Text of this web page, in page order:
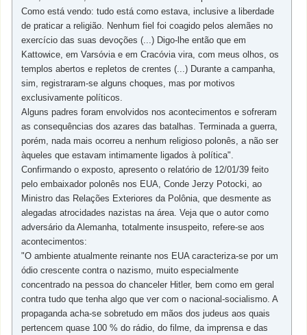
Como está vendo: tudo está como estava, inclusive a liberdade
de praticar a religião. Nenhum fiel foi coagido pelos alemães no
exercício das suas devoções (...) Digo-lhe então que em
Kattowice, em Varsóvia e em Cracóvia vira, com meus olhos, os
templos abertos e repletos de crentes (...) Durante a campanha,
sim, registraram-se alguns choques, mas por motivos
exclusivamente políticos.
Alguns padres foram envolvidos nos acontecimentos e sofreram
as consequências dos azares das batalhas. Terminada a guerra,
porém, nada mais ocorreu a nenhum religioso polonês, a não ser
àqueles que estavam intimamente ligados à política".
Confirmando o exposto, apresento o relatório de 12/01/39 feito
pelo embaixador polonês nos EUA, Conde Jerzy Potocki, ao
Ministro das Relações Exteriores da Polônia, que desmente as
alegadas atrocidades nazistas na área. Veja que o autor como
adversário da Alemanha, totalmente insuspeito, refere-se aos
acontecimentos:
"O ambiente atualmente reinante nos EUA caracteriza-se por um
ódio crescente contra o nazismo, muito especialmente
concentrado na pessoa do chanceler Hitler, bem como em geral
contra tudo que tenha algo que ver com o nacional-socialismo. A
propaganda acha-se sobretudo em mãos dos judeus aos quais
pertencem quase 100 % do rádio, do filme, da imprensa e das